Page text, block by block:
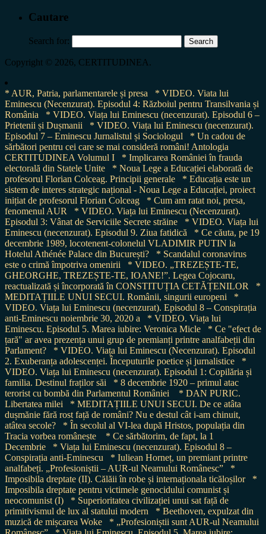
Cautare
Search for:
Copyright © 2026, CERTITUDINEA.
* AUR, Patria, parlamentarele și presa
* VIDEO. Viata lui
Eminescu (Necenzurat). Episodul 4: Războiul pentru Transilvania și
România
* VIDEO. Viața lui Eminescu (necenzurat). Episodul 6 –
Prietenii și Dușmanii
* VIDEO. Viața lui Eminescu (necenzurat).
Episodul 7 – Eminescu Jurnalistul și Sociologul
* Un cadou de
sărbători pentru cei care se mai consideră români! Antologia
CERTITUDINEA Volumul I
* Implicarea României în frauda
electorală din Statele Unite
* Noua Lege a Educației elaborată de
profesorul Florian Colceag. Principii generale
* Educația este un
sistem de interes strategic național - Noua Lege a Educației, proiect
inițiat de profesorul Florian Colceag
* Cum am ratat noi, presa,
fenomenul AUR
* VIDEO. Viața lui Eminescu (Necenzurat).
Episodul 3: Vânat de Serviciile Secrete străine
* VIDEO. Viața lui
Eminescu (necenzurat). Episodul 9. Ziua fatidică
* Ce căuta, pe 19
decembrie 1989, locotenent-colonelul VLADIMIR PUTIN la
Hotelul Athénée Palace din București?
* Scandalul coronavirus
este o crimă împotriva omenirii
* VIDEO. „TREZEȘTE-TE,
GHEORGHE, TREZEȘTE-TE, IOANE!”. Legea Cojocaru,
reactualizată și încorporată în CONSTITUȚIA CETĂȚENILOR
*
MEDITAȚIILE UNUI SECUI. Românii, singurii europeni
*
VIDEO. Viața lui Eminescu (necenzurat). Episodul 8 – Conspirația
anti-Eminescu noiembrie 30, 2020 a
* VIDEO. Viața lui
Eminescu. Episodul 5. Marea iubire: Veronica Micle
* Ce "efect de
țară" ar avea prezența unui grup de premianți printre analfabeții din
Parlament?
* VIDEO. Viața lui Eminescu (Necenzurat). Episodul
2. Exuberanța adolescenței. Începuturile poetice și jurnalistice
*
VIDEO. Viața lui Eminescu (necenzurat). Episodul 1: Copilăria și
familia. Destinul fraților săi
* 8 decembrie 1920 – primul atac
terorist cu bombă din Parlamentul României
* DAN PURIC.
Libertatea milei
* MEDITAȚIILE UNUI SECUI. De ce atâta
dușmănie fără rost față de români? Nu e destul cât i-am chinuit,
atâtea secole?
* În secolul al VI-lea după Hristos, populația din
Tracia vorbea românește
* Ce sărbătorim, de fapt, la 1
Decembrie
* Viața lui Eminescu (necenzurat). Episodul 8 –
Conspirația anti-Eminescu
* Iuliean Horneț, un premiant printre
analfabeți. „Profesioniștii – AUR-ul Neamului Românesc”
*
Imposibila dreptate (II). Călăii în robe și internaționala ticăloșilor
*
Imposibila dreptate pentru victimele genocidului comunist și
neocomunist (I)
* Superioritatea civilizației unui sat față de
primitivismul de lux al statului modern
* Beethoven, expulzat din
muzică de mișcarea Woke
* „Profesioniștii sunt AUR-ul Neamului